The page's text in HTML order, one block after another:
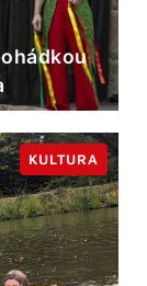
KULTURA